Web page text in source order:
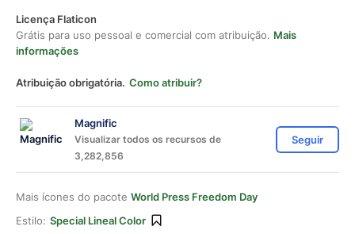
Licença Flaticon
Grátis para uso pessoal e comercial com atribuição. Mais
informações
Atribuição obrigatória. Como atribuir?
Magnific
Visualizar todos os recursos de
3,282,856
Seguir
Mais ícones do pacote World Press Freedom Day
Estilo: Special Lineal Color